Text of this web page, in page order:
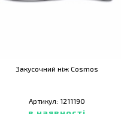
Закусочний ніж Cosmos
Артикул: 1211190